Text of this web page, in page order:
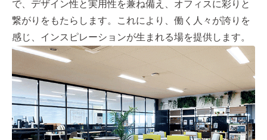
で、デザイン性と実用性を兼ね備え、オフィスに彩りと
繋がりをもたらします。これにより、働く人々が誇りを
感じ、インスピレーションが生まれる場を提供します。